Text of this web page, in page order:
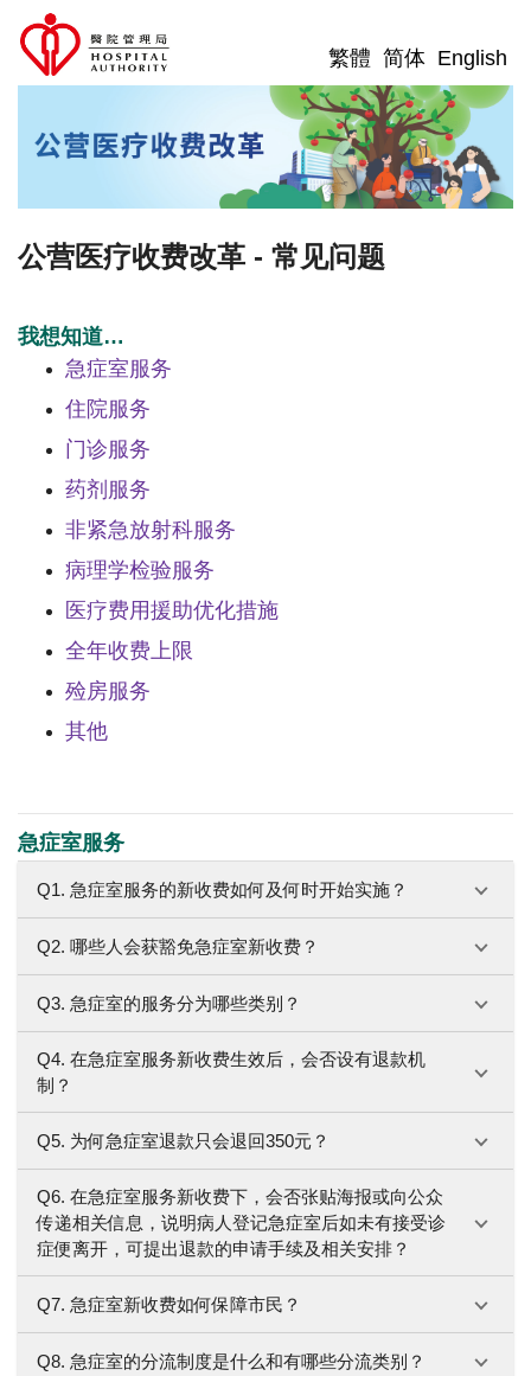
繁體 简体 English
公营医疗收费改革 - 常见问题
我想知道…
急症室服务
住院服务
门诊服务
药剂服务
非紧急放射科服务
病理学检验服务
医疗费用援助优化措施
全年收费上限
殓房服务
其他
急症室服务
Q1. 急症室服务的新收费如何及何时开始实施？
Q2. 哪些人会获豁免急症室新收费？
Q3. 急症室的服务分为哪些类别？
Q4. 在急症室服务新收费生效后，会否设有退款机
制？
Q5. 为何急症室退款只会退回350元？
Q6. 在急症室服务新收费下，会否张贴海报或向公众
传递相关信息，说明病人登记急症室后如未有接受诊
症便离开，可提出退款的申请手续及相关安排？
Q7. 急症室新收费如何保障市民？
Q8. 急症室的分流制度是什么和有哪些分流类别？